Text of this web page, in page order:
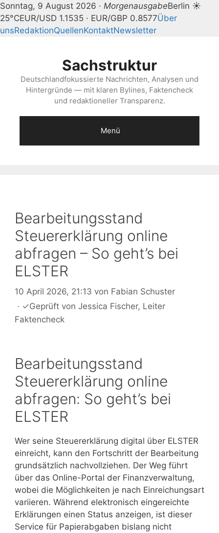
Sonntag, 9 August 2026 · MorgenausgabeBerlin ☀
25°CEUR/USD 1.1535 · EUR/GBP 0.8577Über
unsRedaktionQuellenKontaktNewsletter
Sachstruktur
Deutschlandfokussierte Nachrichten, Analysen und
Hintergründe — mit klaren Bylines, Faktencheck
und redaktioneller Transparenz.
Menü
Bearbeitungsstand
Steuererklärung online
abfragen – So geht’s bei
ELSTER
10 April 2026, 21:13 von Fabian Schuster
· ✓Geprüft von Jessica Fischer, Leiter
Faktencheck
Bearbeitungsstand
Steuererklärung online
abfragen: So geht’s bei
ELSTER
Wer seine Steuererklärung digital über ELSTER
einreicht, kann den Fortschritt der Bearbeitung
grundsätzlich nachvollziehen. Der Weg führt
über das Online-Portal der Finanzverwaltung,
wobei die Möglichkeiten je nach Einreichungsart
variieren. Während elektronisch eingereichte
Erklärungen einen Status anzeigen, ist dieser
Service für Papierabgaben bislang nicht